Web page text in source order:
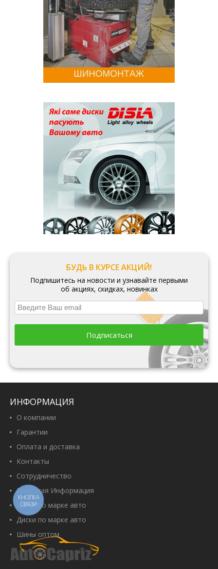
БУДЬ В КУРСЕ АКЦИЙ!
Подпишитесь на новости и узнавайте первыми
об акциях, скидках, новинках
Подписаться
ИНФОРМАЦИЯ
О компании
Гарантии
Оплата и доставка
Контакты
Сотрудничество
Полезная Информация
Шины по марке авто
Диски по марке авто
Шины оптом
КНОПКА
СВЯЗИ